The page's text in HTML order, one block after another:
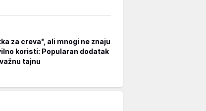
za creva", ali mnogi ne znaju
koristi: Popularan dodatak
tajnu